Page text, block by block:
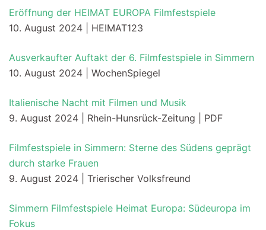
Eröffnung der HEIMAT EUROPA Filmfestspiele
10. August 2024 | HEIMAT123
Ausverkaufter Auftakt der 6. Filmfestspiele in Simmern
10. August 2024 | WochenSpiegel
Italienische Nacht mit Filmen und Musik
9. August 2024 | Rhein-Hunsrück-Zeitung | PDF
Filmfestspiele in Simmern: Sterne des Südens geprägt
durch starke Frauen
9. August 2024 | Trierischer Volksfreund
Simmern Filmfestspiele Heimat Europa: Südeuropa im
Fokus